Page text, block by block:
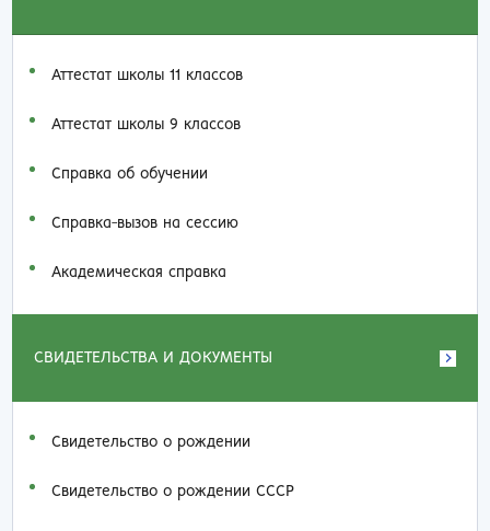
Аттестат школы 11 классов
Аттестат школы 9 классов
Справка об обучении
Справка-вызов на сессию
Академическая справка
СВИДЕТЕЛЬСТВА И ДОКУМЕНТЫ
Свидетельство о рождении
Свидетельство о рождении СССР